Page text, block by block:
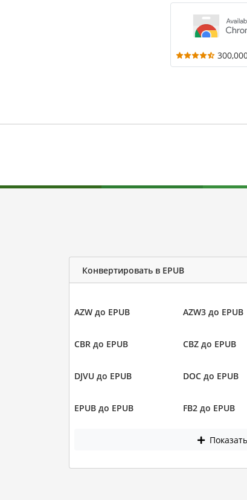
Конвертировать в EPUB
AZW до EPUB AZW3 до EPUB
CBR до EPUB CBZ до EPUB
DJVU до EPUB DOC до EPUB
EPUB до EPUB FB2 до EPUB